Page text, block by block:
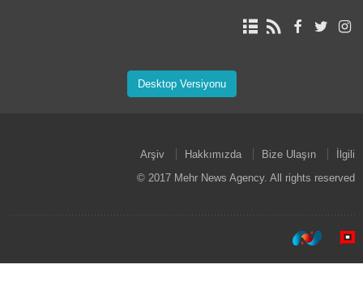
Desktop Versiyonu
Arşiv Hakkımızda Bize Ulaşın
İlgili
© 2017 Mehr News Agency. All rights reserved